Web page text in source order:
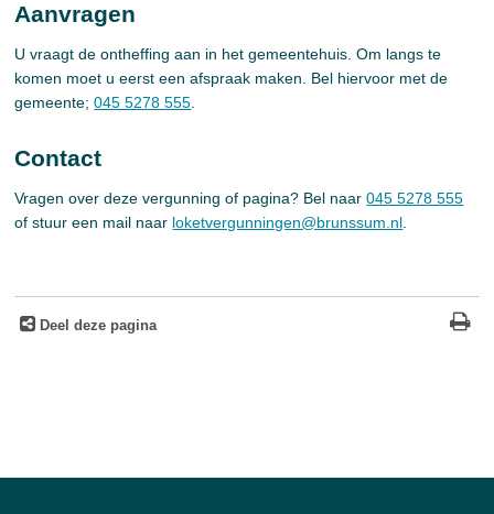
Aanvragen
U vraagt de ontheffing aan in het gemeentehuis. Om langs te
komen moet u eerst een afspraak maken. Bel hiervoor met de
gemeente;045 5278 555
Contact
Vragen over deze vergunning of pagina? Bel naar045 5278 555
of stuur een mail naar loketvergunningen@brunssum.nl
Deel deze pagina